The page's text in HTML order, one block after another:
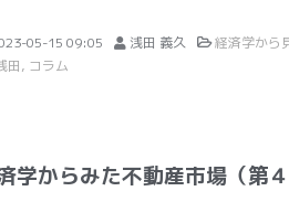
05-15 09:05 浅田 義久
経済学から
田 コラム
学からみた不動産市場（第４